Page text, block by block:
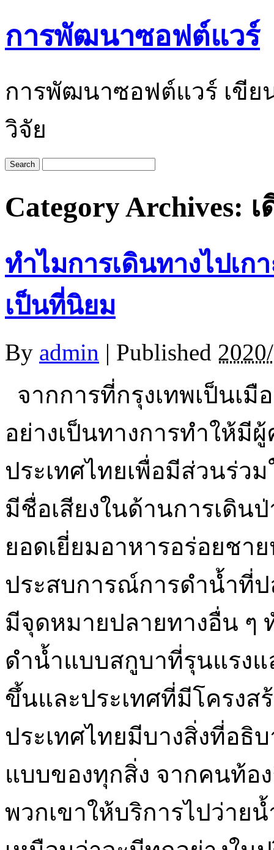
การพัฒนาซอฟต์แวร์
การพัฒนาซอฟต์แวร์ เขีย
วิจัย
Category Archives:
ทำไมการเดินทางไปเก
เป็นที่นิยม
By admin | Published
จากการที่กรุงเทพเป็นเ
อย่างเป็นทางการทำให้มี
ประเทศไทยเพื่อมีส่วนร่ว
มีชื่อเสียงในด้านการเดินป่
ยอดเยี่ยมอาหารอร่อยชา
ประสบการณ์การดำน้ำที่
มีจุดหมายปลายทางอื่น ๆ
ดำน้ำแบบสกูบาที่รุนแรงแ
ขึ้นและประเทศที่มีโครง
ประเทศไทยมีบางสิ่งที่อ
แบบของทุกสิ่ง จากคนท้อ
พวกเขาให้บริการไปว่า